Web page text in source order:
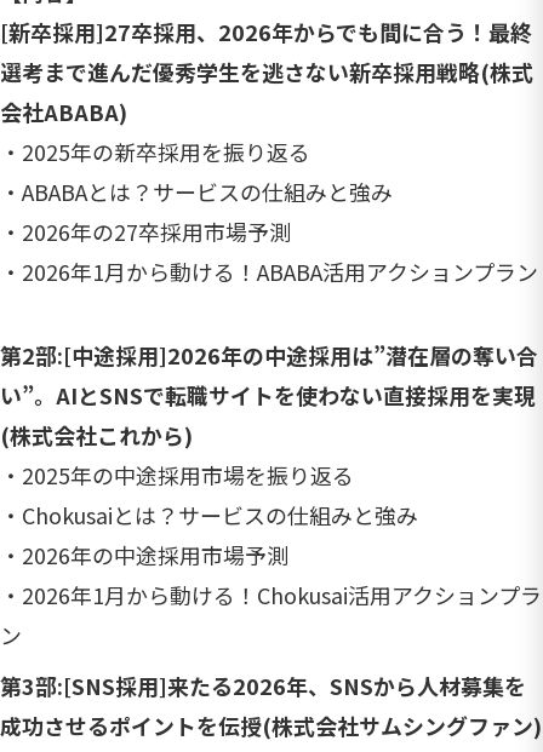
[新卒採用]27卒採用、2026年からでも間に合う！最終
選考まで進んだ優秀学生を逃さない新卒採用戦略(株式
会社ABABA)
・2025年の新卒採用を振り返る
・ABABAとは？サービスの仕組みと強み
・2026年の27卒採用市場予測
・2026年1月から動ける！ABABA活用アクションプラン
第2部:[中途採用]2026年の中途採用は”潜在層の奪い合
い”。AIとSNSで転職サイトを使わない直接採用を実現
(株式会社これから)
・2025年の中途採用市場を振り返る
・Chokusaiとは？サービスの仕組みと強み
・2026年の中途採用市場予測
・2026年1月から動ける！Chokusai活用アクションプラ
ン
第3部:[SNS採用]来たる2026年、SNSから人材募集を
成功させるポイントを伝授(株式会社サムシングファン)